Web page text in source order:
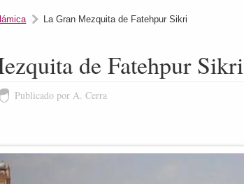
La Gran Mezquita de Fatehpur Sikri
de Fatehpur Sikri
Publicado por A. Cerra